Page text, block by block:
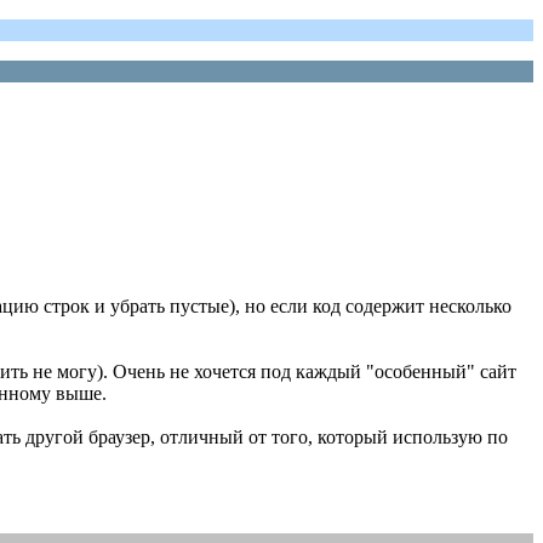
строк и убрать пустые), но если код содержит несколько
не могу). Очень не хочется под каждый "особенный" сайт
выше.
другой браузер, отличный от того, который использую по